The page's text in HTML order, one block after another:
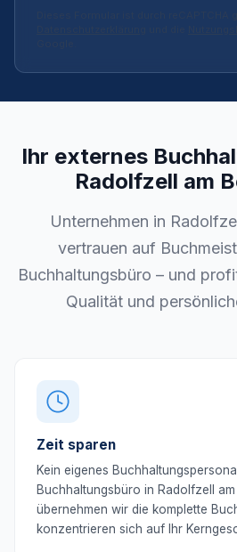
Ihr externes
Radolfzell am
Unternehmen in
vertrauen auf
Buchhaltungsbüro – und
Qualität und
Zeit sparen
Kein eigenes
Buchhaltungsbüro in Radolfzell
übernehmen wir die komplette
konzentrieren sich auf Ihr